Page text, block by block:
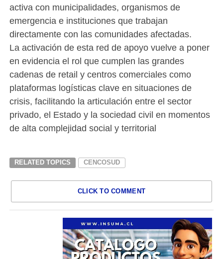
activa con municipalidades, organismos de
emergencia e instituciones que trabajan
directamente con las comunidades afectadas.
La activación de esta red de apoyo vuelve a poner
en evidencia el rol que cumplen las grandes
cadenas de retail y centros comerciales como
plataformas logísticas clave en situaciones de
crisis, facilitando la articulación entre el sector
privado, el Estado y la sociedad civil en momentos
de alta complejidad social y territorial
RELATED TOPICS CENCOSUD
CLICK TO COMMENT